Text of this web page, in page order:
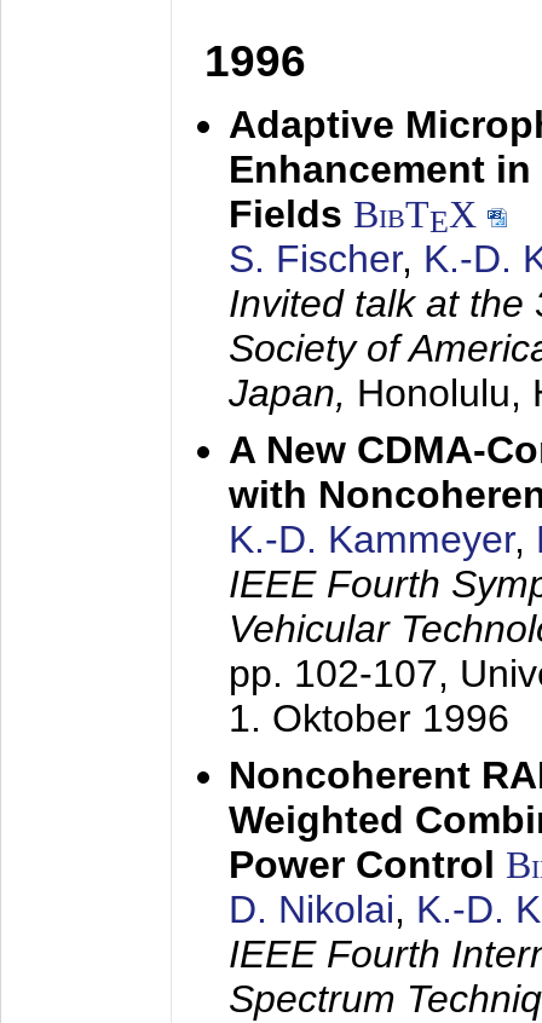
1996
Adaptive
Enhancement
Fields BibTEX
S. Fischer, K.-D.
Invited talk at the
Society of
Japan, Honolulu,
A New CDMA-
with
K.-D. Kammeyer,
IEEE Fourth
Vehicular
pp. 102-107,
1. Oktober 1996
Noncoherent
Weighted
Power Control
D. Nikolai, K.-D.
IEEE Fourth
Spectrum